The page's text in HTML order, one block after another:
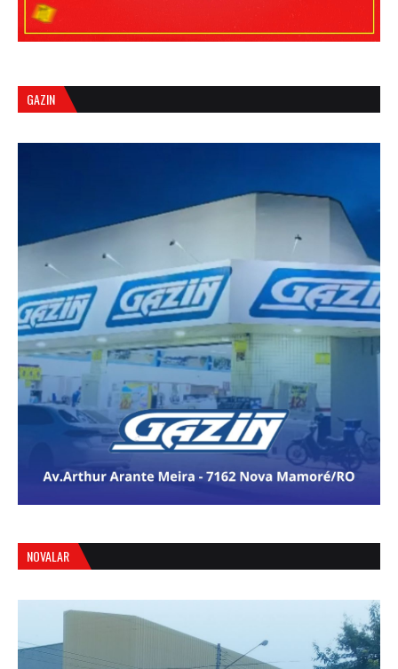
GAZIN
NOVALAR